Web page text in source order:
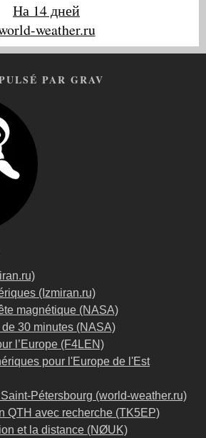
На 14 дней
weather.ru
PAR GRAV
(Izmiran.ru)
magnétique (NASA)
30 minutes (NASA)
l’Europe (F4LEN)
pour l'Europe de l'Est
Pétersbourg (world-weather.ru)
QTH avec recherche (TK5EP)
et la distance (NØUK)